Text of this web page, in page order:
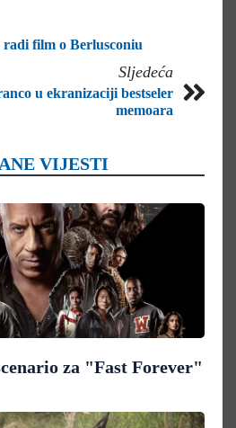
film o Berlusconiu
Sljedeća
u ekranizaciji bestseler
memoara
VIJESTI
za "Fast Forever"